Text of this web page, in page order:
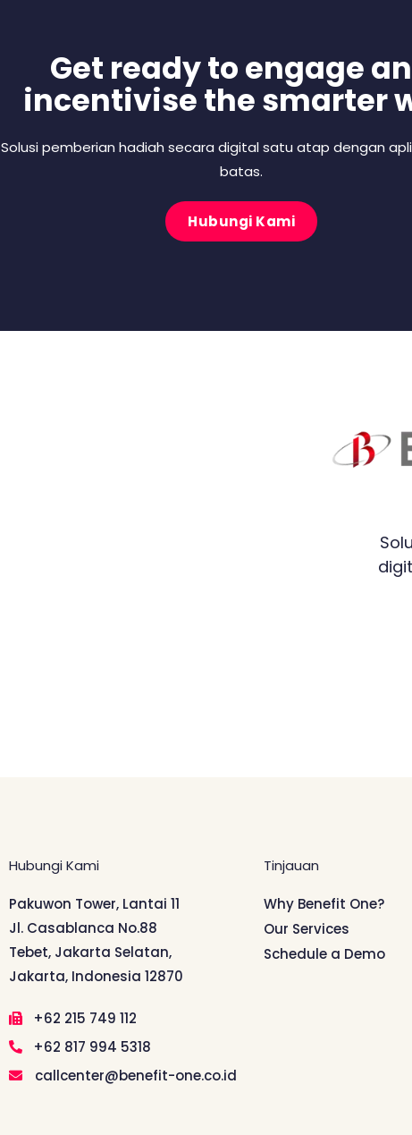
Get ready to engage
incentivise the smarter
Solusi pemberian hadiah secara digital satu atap dengan
batas.
Hubungi Kami
Hubungi Kami
Pakuwon Tower, Lantai 11
Jl. Casablanca No.88
Tebet, Jakarta Selatan,
Jakarta, Indonesia 12870
+62 215 749 112
+62 817 994 5318
callcenter@benefit-one.co.id
Tinjauan
Why Benefit One?
Our Services
Schedule a Demo